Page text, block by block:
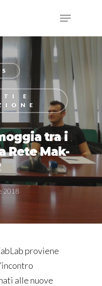
to close
E
tra i
Rete Mak-
2018
proviene
alle nuove